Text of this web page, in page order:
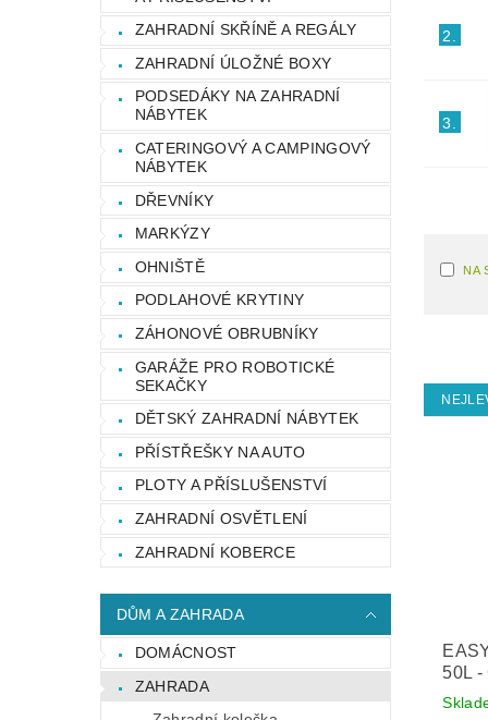
ZAHRADNÍ SKŘÍNĚ A REGÁLY
ZAHRADNÍ ÚLOŽNÉ BOXY
PODSEDÁKY NA ZAHRADNÍ
NÁBYTEK
CATERINGOVÝ A CAMPINGOVÝ
NÁBYTEK
DŘEVNÍKY
MARKÝZY
OHNIŠTĚ
PODLAHOVÉ KRYTINY
ZÁHONOVÉ OBRUBNÍKY
GARÁŽE PRO ROBOTICKÉ
SEKAČKY
DĚTSKÝ ZAHRADNÍ NÁBYTEK
PŘÍSTŘEŠKY NA AUTO
PLOTY A PŘÍSLUŠENSTVÍ
ZAHRADNÍ OSVĚTLENÍ
ZAHRADNÍ KOBERCE
DŮM A ZAHRADA
DOMÁCNOST
ZAHRADA
2.
3.
NA
50L